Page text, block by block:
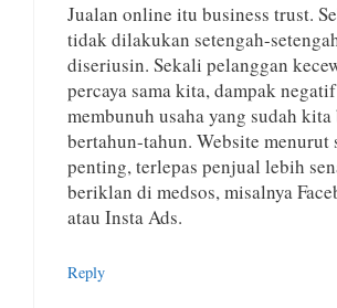
Jualan online itu business trust.
tidak dilakukan setengah-
diseriusin. Sekali pelanggan
percaya sama kita, dampak
membunuh usaha yang sudah kita
bertahun-tahun. Website menurut
penting, terlepas penjual lebih
beriklan di medsos, misalnya
atau Insta Ads.
Reply